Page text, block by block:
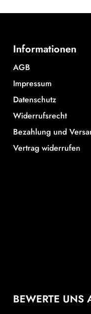
Informationen
AGB
Impressum
Datenschutz
Widerrufsrecht
Bezahlung und
Vertrag widerrufen
BEWERTE UNS